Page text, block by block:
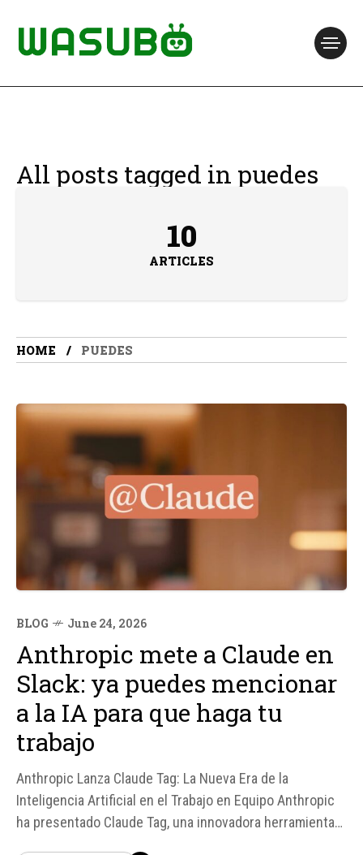
All posts tagged in puedes
10
ARTICLES
HOME PUEDES
BLOG June 24, 2026
Anthropic mete a Claude en
Slack: ya puedes mencionar
a la IA para que haga tu
trabajo
Anthropic Lanza Claude Tag: La Nueva Era de la
Inteligencia Artificial en el Trabajo en Equipo Anthropic
ha presentado Claude Tag, una innovadora herramienta